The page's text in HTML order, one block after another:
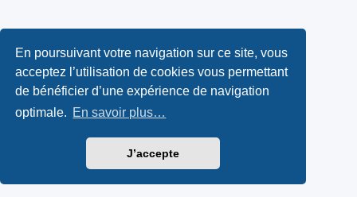
En poursuivant votre navigation sur ce site, vous
acceptez l’utilisation de cookies vous permettant
de bénéficier d’une expérience de navigation
optimale. En savoir plus…
J’accepte